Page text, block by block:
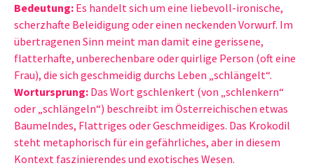
Bedeutung: Es handelt sich um eine liebevoll-ironische,
scherzhafte Beleidigung oder einen neckenden Vorwurf. Im
übertragenen Sinn meint man damit eine gerissene,
flatterhafte, unberechenbare oder quirlige Person (oft eine
Frau), die sich geschmeidig durchs Leben „schlängelt“.
Wortursprung: Das Wort gschlenkert (von „schlenkern“
oder „schlängeln“) beschreibt im Österreichischen etwas
Baumelndes, Flattriges oder Geschmeidiges. Das Krokodil
steht metaphorisch für ein gefährliches, aber in diesem
Kontext faszinierendes und exotisches Wesen.